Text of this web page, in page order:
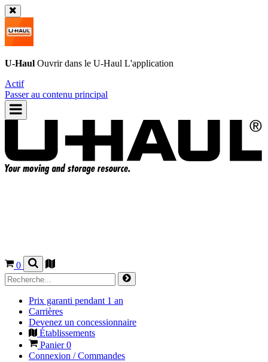
U-Haul Ouvrir dans le U-Haul L'application
Actif
Passer au contenu principal
0
Prix garanti pendant 1 an
Carrières
Devenez un concessionnaire
Établissements
Panier0
Connexion / Commandes